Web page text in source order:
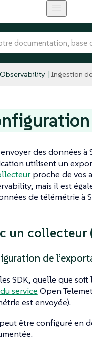
Observability Ingestion
des données
utilisent un
proche de vos
mais il est
de télémétrie à
un
de
SDK, quelle que
service Open
est envoyée).
être configuré en